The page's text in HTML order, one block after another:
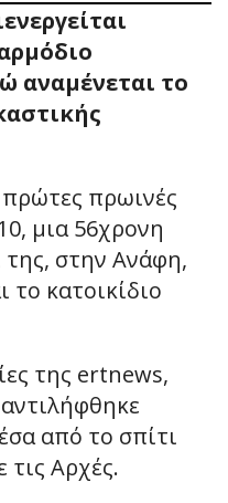
αναμένεται το
πρωινές
μια 56χρονη
της, στην Ανάφη,
κατοικίδιο
της ertnews,
από το σπίτι
τις Αρχές.